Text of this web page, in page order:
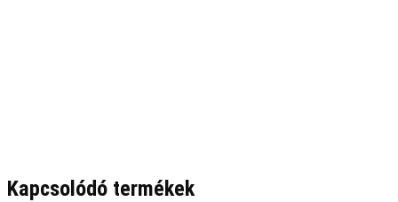
Kapcsolódó termékek